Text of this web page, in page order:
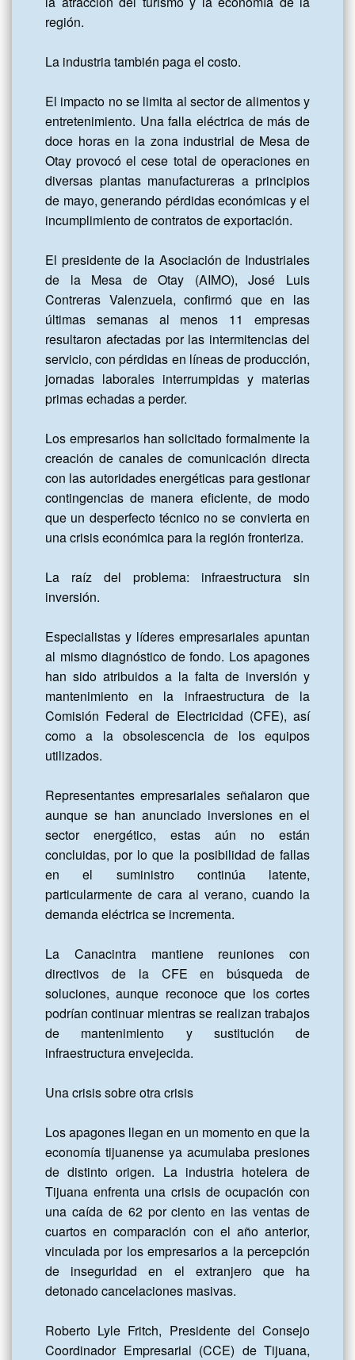
región.
La industria también paga el costo.
El impacto no se limita al sector de alimentos y
entretenimiento. Una falla eléctrica de más de
doce horas en la zona industrial de Mesa de
Otay provocó el cese total de operaciones en
diversas plantas manufactureras a principios
de mayo, generando pérdidas económicas y el
incumplimiento de contratos de exportación.
El presidente de la Asociación de Industriales
de la Mesa de Otay (AIMO), José Luis
Contreras Valenzuela, confirmó que en las
últimas semanas al menos 11 empresas
resultaron afectadas por las intermitencias del
servicio, con pérdidas en líneas de producción,
jornadas laborales interrumpidas y materias
primas echadas a perder.
Los empresarios han solicitado formalmente la
creación de canales de comunicación directa
con las autoridades energéticas para gestionar
contingencias de manera eficiente, de modo
que un desperfecto técnico no se convierta en
una crisis económica para la región fronteriza.
La raíz del problema: infraestructura sin
inversión.
Especialistas y líderes empresariales apuntan
al mismo diagnóstico de fondo. Los apagones
han sido atribuidos a la falta de inversión y
mantenimiento en la infraestructura de la
Comisión Federal de Electricidad (CFE), así
como a la obsolescencia de los equipos
utilizados.
Representantes empresariales señalaron que
aunque se han anunciado inversiones en el
sector energético, estas aún no están
concluidas, por lo que la posibilidad de fallas
en el suministro continúa latente,
particularmente de cara al verano, cuando la
demanda eléctrica se incrementa.
La Canacintra mantiene reuniones con
directivos de la CFE en búsqueda de
soluciones, aunque reconoce que los cortes
podrían continuar mientras se realizan trabajos
de mantenimiento y sustitución de
infraestructura envejecida.
Una crisis sobre otra crisis
Los apagones llegan en un momento en que la
economía tijuanense ya acumulaba presiones
de distinto origen. La industria hotelera de
Tijuana enfrenta una crisis de ocupación con
una caída de 62 por ciento en las ventas de
cuartos en comparación con el año anterior,
vinculada por los empresarios a la percepción
de inseguridad en el extranjero que ha
detonado cancelaciones masivas.
Roberto Lyle Fritch, Presidente del Consejo
Coordinador Empresarial (CCE) de Tijuana,